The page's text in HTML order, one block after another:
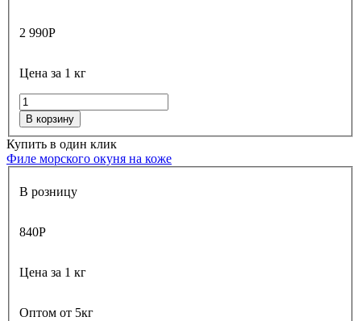
2 990Р
Цена за 1 кг
В корзину
Купить в один клик
Филе морского окуня на коже
В розницу
840Р
Цена за 1 кг
Оптом от 5кг